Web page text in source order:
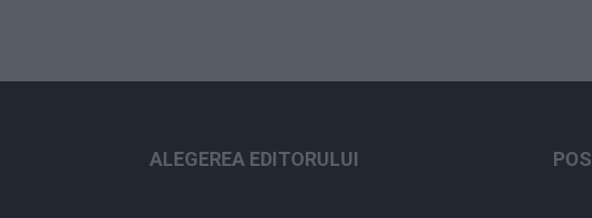
ALEGEREA EDITORULUI